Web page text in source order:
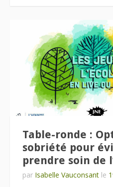
Table-ronde :
sobriété pour
prendre soin de
par Isabelle Vauconsant le